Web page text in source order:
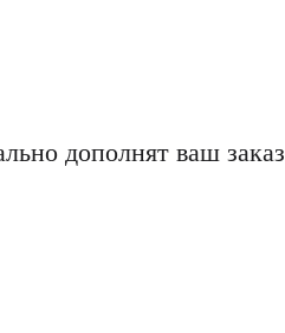
дополнят ваш заказ